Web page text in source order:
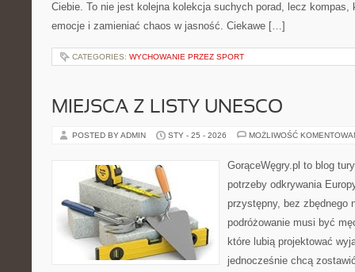
Ciebie. To nie jest kolejna kolekcja suchych porad, lecz kompas,
emocje i zamieniać chaos w jasność. Ciekawe […]
CATEGORIES: WYCHOWANIE PRZEZ SPORT
MIEJSCA Z LISTY UNESCO
POSTED BY ADMIN STY - 25 - 2026 MOŻLIWOŚĆ
GorąceWęgry.pl to blog
potrzeby odkrywania
przystępny, bez zbędnego
podróżowanie musi być
które lubią projektować
jednocześnie chcą